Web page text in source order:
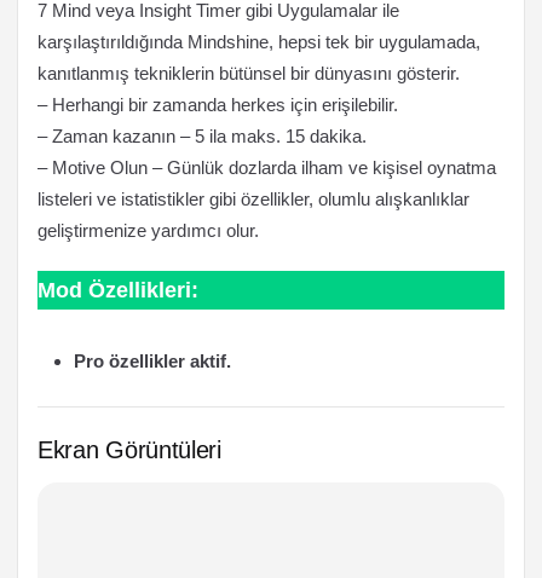
7 Mind veya Insight Timer gibi Uygulamalar ile
karşılaştırıldığında Mindshine, hepsi tek bir uygulamada,
kanıtlanmış tekniklerin bütünsel bir dünyasını gösterir.
– Herhangi bir zamanda herkes için erişilebilir.
– Zaman kazanın – 5 ila maks. 15 dakika.
– Motive Olun – Günlük dozlarda ilham ve kişisel oynatma
listeleri ve istatistikler gibi özellikler, olumlu alışkanlıklar
geliştirmenize yardımcı olur.
Mod Özellikleri:
Pro özellikler aktif.
Ekran Görüntüleri